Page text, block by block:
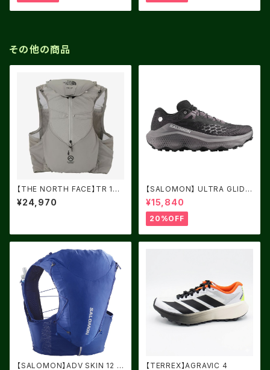
その他の商品
【THE NORTH FACE】TR 10
キュムラスクラウド
¥24,970
【SALOMON】 ULTRA GLIDE
4 Black / Dark Gull Gray / S
ilver Cloud
¥15,840
20%OFF
【SALOMON】ADV SKIN 12 S
【TERREX】AGRAVIC 4